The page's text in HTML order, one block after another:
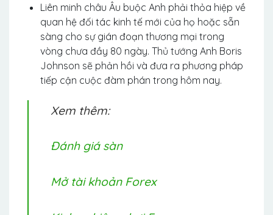
Liên minh châu Âu buộc Anh phải thỏa hiệp về
quan hệ đối tác kinh tế mới của họ hoặc sẵn
sàng cho sự gián đoạn thương mại trong
vòng chưa đầy 80 ngày. Thủ tướng Anh Boris
Johnson sẽ phản hồi và đưa ra phương pháp
tiếp cận cuộc đàm phán trong hôm nay.
Xem thêm:
Đánh giá sàn
Mở tài khoản Forex